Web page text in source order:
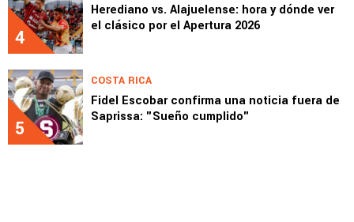
4
Herediano vs. Alajuelense: hora y dónde ver
el clásico por el Apertura 2026
5
COSTA RICA
Fidel Escobar confirma una noticia fuera de
Saprissa: "Sueño cumplido"